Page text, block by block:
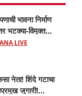
भावना निर्माण
भटक्या-विमुक्त
उत्कर्ष दूर नाही’; ही
मोहनजी भागवत
LIVE
नेता! शिंदे गटाचा
जुगारी!